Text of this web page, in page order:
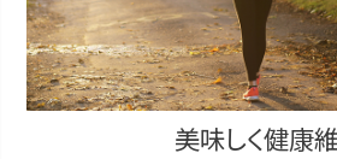
美味しく健康